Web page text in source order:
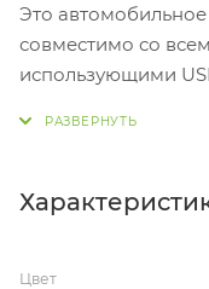
Это
совместимо со
использующими
постоянно
Цвет